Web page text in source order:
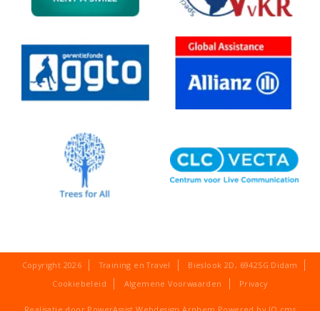
Copyright 2026 Training en Travel Bieslook 2D , 6942SG Didam
Cookiebeleid
Algemene Voorwaarden Privacy